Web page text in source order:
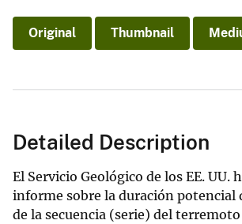
Original Thumbnail
Detailed Description
El Servicio Geológico de los EE. UU.
informe sobre la duración potencial
de la secuencia (serie) del